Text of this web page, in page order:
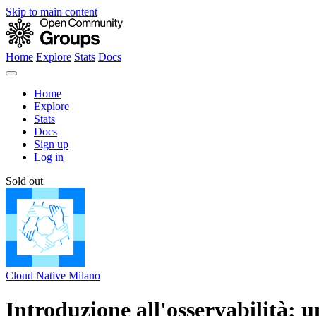
Skip to main content
Home Explore Stats Docs
Home
Explore
Stats
Docs
Sign up
Log in
Sold out
Cloud Native Milano
Introduzione all'osservabilità: